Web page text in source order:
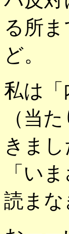
る所
ど。
私は
（当
きま
「い
読ま